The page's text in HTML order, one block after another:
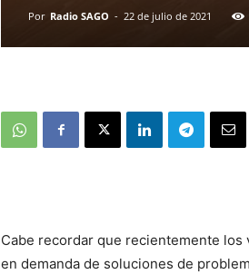
Por Radio SAGO - 22 de julio de 2021
Cabe recordar que recientemente
en demanda de soluciones de